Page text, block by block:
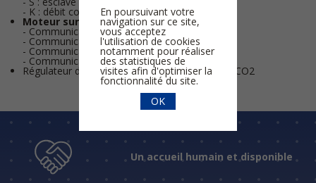
- K : débit constant
Moteur sur demande :
- Communicant LON
- Communicant MODBUS
- Communicant KNX
- Communicant BACNET
Régulateur d'ambiance CODIS 35: T °C, HR et CO2
Un accueil humain et disponible
En poursuivant votre
navigation sur ce site,
vous acceptez
l'utilisation de cookies
notamment pour réaliser
des statistiques de
visites afin d'optimiser la
fonctionnalité du site.
OK